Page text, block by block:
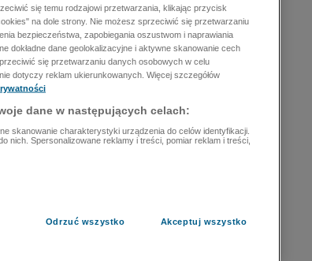
się temu rodzajowi przetwarzania, klikając przycisk
na dole strony. Nie możesz sprzeciwić się przetwarzaniu
bezpieczeństwa, zapobiegania oszustwom i naprawiania
dokładne dane geolokalizacyjne i aktywne skanowanie cech
się przetwarzaniu danych osobowych w celu
dotyczy reklam ukierunkowanych. Więcej szczegółów
dane w następujących celach:
skanowanie charakterystyki urządzenia do celów identyfikacji.
nich. Spersonalizowane reklamy i treści, pomiar reklam i treści,
Odrzuć wszystko Akceptuj wszystko